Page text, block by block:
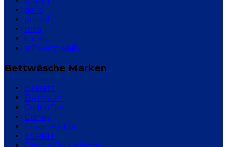
gelb
petrol
rosa
türkis
schwarz weiß
Bettwäsche Marken
Bassetti
Bierbaum
CelinaTex
Disney
Erwin Müller
ESPRIT